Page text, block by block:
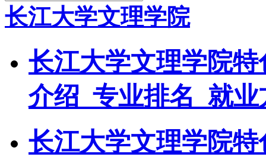
长江大学文理学院
长江大学文理学院
介绍_专业排名_就业
长江大学文理学院